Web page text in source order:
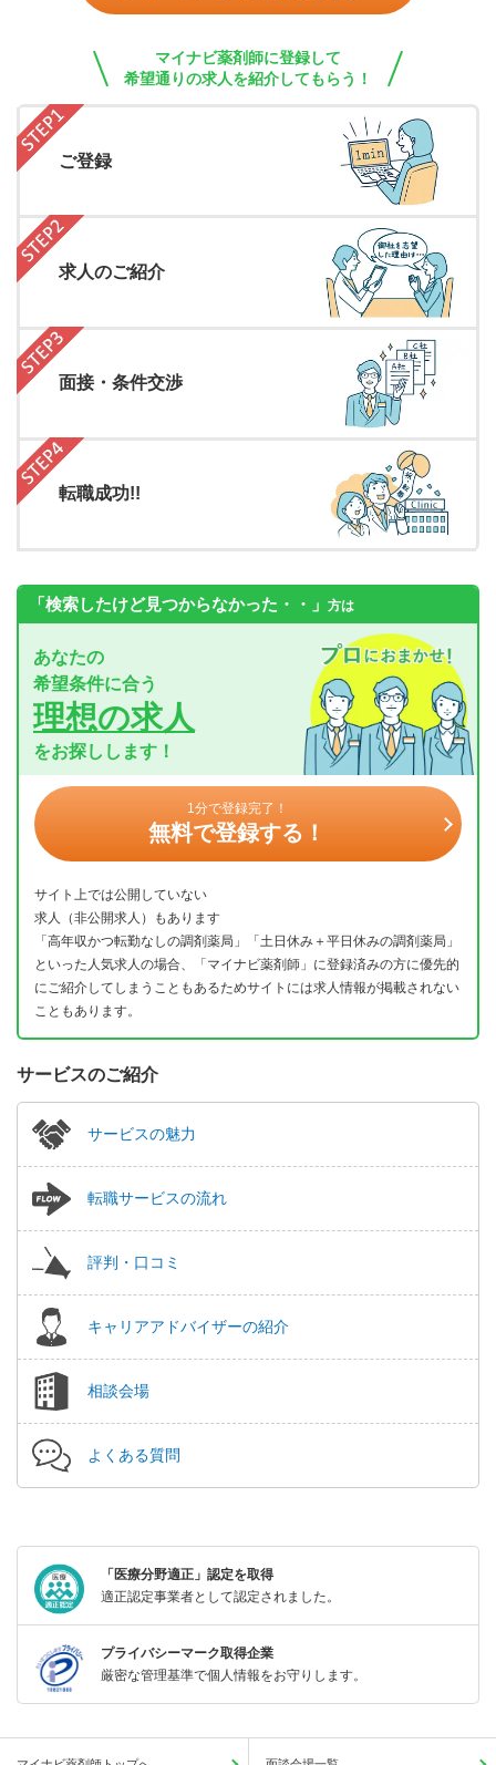
マイナビ薬剤師に登録して
希望通りの求人を紹介してもらう！
ご登録
求人のご紹介
面接・条件交渉
転職成功!!
「検索したけど見つからなかった・・」 方は
あなたの
希望条件に合う
理想の求人
をお探しします！
1分で登録完了！
無料で登録する！
サイト上では公開していない
求人（非公開求人）もあります
「高年収かつ転勤なしの調剤薬局」「土日休み＋平日休みの調剤薬局」
といった人気求人の場合、「マイナビ薬剤師」に登録済みの方に優先的
にご紹介してしまうこともあるためサイトには求人情報が掲載されない
こともあります。
サービスのご紹介
サービスの魅力
転職サービスの流れ
評判・口コミ
キャリアアドバイザーの紹介
相談会場
よくある質問
「医療分野適正」認定を取得
適正認定事業者として認定されました。
プライバシーマーク取得企業
厳密な管理基準で個人情報をお守りします。